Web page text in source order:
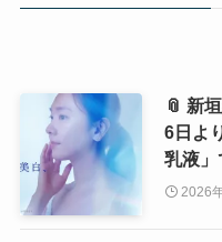
📎 新
6日よ
乳液」
2026